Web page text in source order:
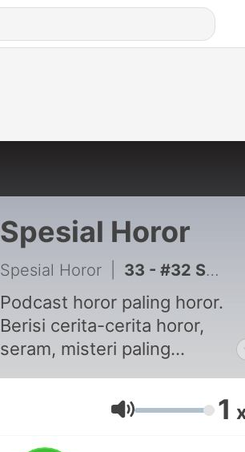
Spesial Horor
Spesial Horor 33 - #32 Sedan Hantu (Perjalanan Malam Yang Menyeramkan)
Podcast horor paling horor.
Berisi cerita-cerita horor,
seram, misteri paling
kalian yang berani takut.
Kerjasama, hubungi email:
Volumen 1